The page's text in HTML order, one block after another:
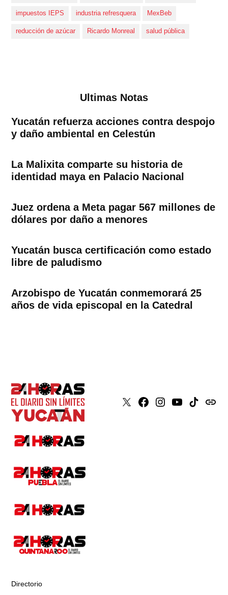
impuestos IEPS industria refresquera MexBeb
reducción de azúcar Ricardo Monreal salud pública
Ultimas Notas
Yucatán refuerza acciones contra despojo
y daño ambiental en Celestún
La Malixita comparte su historia de
identidad maya en Palacio Nacional
Juez ordena a Meta pagar 567 millones de
dólares por daño a menores
Yucatán busca certificación como estado
libre de paludismo
Arzobispo de Yucatán conmemorará 25
años de vida episcopal en la Catedral
X Faceboook
Instagram
YoutubeTiktokissuu
Directorio